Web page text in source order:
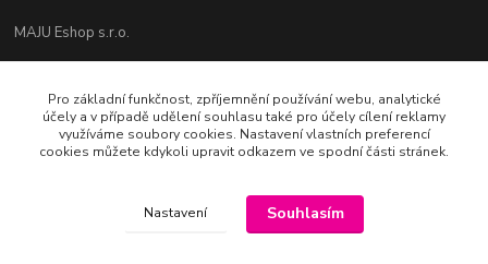
MAJU Eshop s.r.o.
702 00 Ostrava
IČ: 09674799
Pro základní funkčnost, zpříjemnění používání webu, analytické
účely a v případě udělení souhlasu také pro účely cílení reklamy
využíváme soubory cookies. Nastavení vlastních preferencí
cookies můžete kdykoli upravit odkazem ve spodní části stránek.
Nastavení Souhlasím